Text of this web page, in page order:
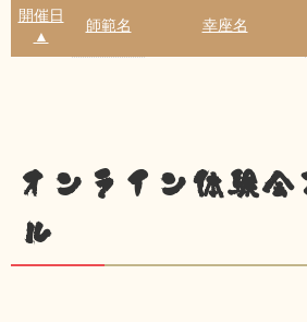
開催日
▲
師範名 幸座名
オンライン体験会
ル